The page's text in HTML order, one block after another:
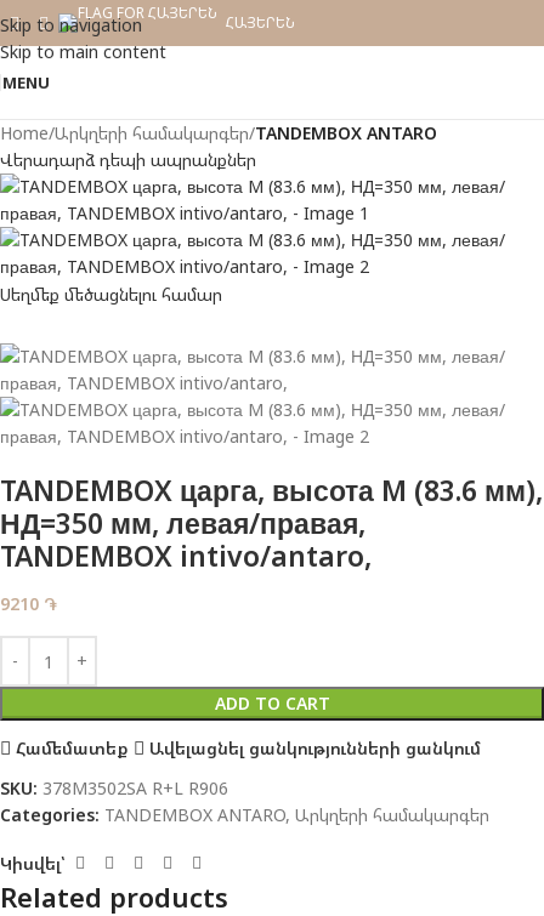
Skip to navigation
Skip to main content
ՀԱՅԵՐԵՆ
MENU
Home Արկղերի համակարգեր TANDEMBOX ANTARO
Վերադարձ դեպի ապրանքներ
Սեղմեք մեծացնելու համար
TANDEMBOX царга, высота M (83.6 мм),
НД=350 мм, левая/правая,
TANDEMBOX intivo/antaro,
9210 ֏
ADD TO CART
Համեմատեք
Ավելացնել ցանկությունների ցանկում
SKU: 378M3502SA R+L R906
Categories: TANDEMBOX ANTARO, Արկղերի համակարգեր
Կիսվել՝
Related products